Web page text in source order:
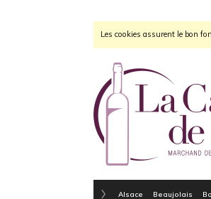
Les cookies assurent le bon
Alsace Beaujolais